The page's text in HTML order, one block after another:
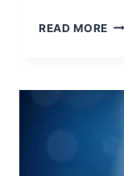
READ MORE